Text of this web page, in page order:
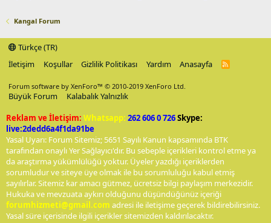
Kangal Forum
Türkçe (TR)
İletişim
Koşullar Gizlilik Politikası Yardım Anasayfa
R
Forum software by XenForo™ © 2010-2019 XenForo Ltd.
Büyük Forum
Kalabalık Yalnızlık
Reklam ve İletişim: Whatsapp: 262 606 0 726Skype:
live:2dedd6a4f1da91be
Yasal Uyarı: Forum Sitemiz; 5651 Sayılı Kanun kapsamında BTK
tarafından onaylı Yer Sağlayıcı'dır. Bu sebeple içerikleri kontrol etme ya
da araştırma yükümlülüğü yoktur. Üyeler yazdığı içeriklerden
sorumludur ve siteye üye olmak ile bu sorumluluğu kabul etmiş
sayılırlar. Sitemiz kar amacı gütmez, ücretsiz bilgi paylaşım merkezidir.
Hukuka ve mevzuata aykırı olduğunu düşündüğünüz içeriği
forumhizmeti@gmail.com adresi ile iletişime geçerek bildirebilirsiniz.
Yasal süre içerisinde ilgili içerikler sitemizden kaldırılacaktır.